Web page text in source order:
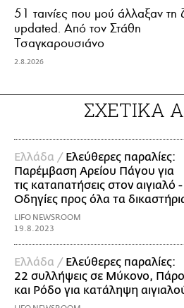
51 ταινίες που μού άλλαξαν τη
updated. Aπό τον Στάθη
Τσαγκαρουσιάνο
2.8.2026
ΣΧΕΤΙΚΑ
Ελλάδα / Ελεύθερες παραλίες:
Παρέμβαση Αρείου Πάγου για
τις καταπατήσεις στον αιγιαλό -
Οδηγίες προς όλα τα
LIFO NEWSROOM
19.8.2023
Ελλάδα / Ελεύθερες παραλίες:
22 συλλήψεις σε Μύκονο, Πάρο
και Ρόδο για κατάληψη